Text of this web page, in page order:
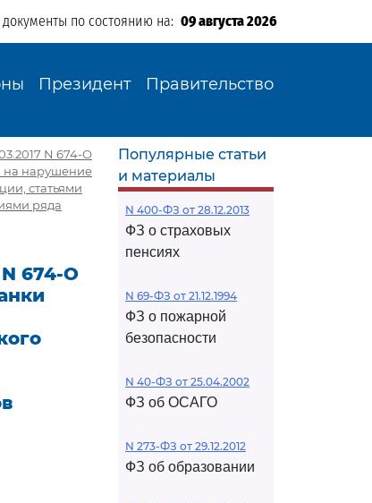
по состоянию на: 09 августа 2026
Президент Правительство
N 674-О
на нарушение
статьями
ряда
674-О
Популярные статьи
и материалы
N 400-ФЗ от 28.12.2013
ФЗ о страховых
пенсиях
N 69-ФЗ от 21.12.1994
ФЗ о пожарной
безопасности
N 40-ФЗ от 25.04.2002
ФЗ об ОСАГО
N 273-ФЗ от 29.12.2012
ФЗ об образовании